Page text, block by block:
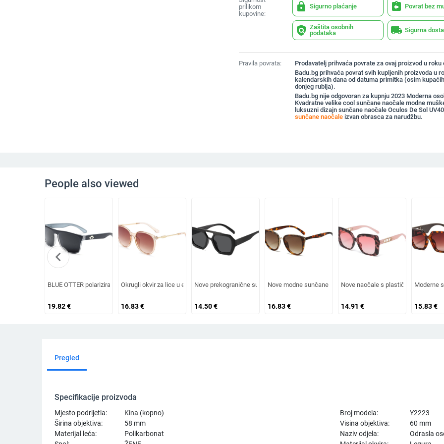
prilikom
kupovine:
lock Sigurno plaćanje assignment_return Povrat bez
policy Zaštita osobnih
podataka
local_shipping Sigurna
Pravila povrata:
Prodavatelj prihvaća povrate za ovaj proizvod u roku
Badu.bg prihvaća povrat svih kupljenih proizvoda u
kalendarskih dana od datuma primitka (osim
donjeg rublja).
Badu.bg nije odgovoran za kupnju 2023 Moderna
Kvadratne velike cool sunčane naočale modne
luksuzni dizajn sunčane naočale Oculos De Sol
sunčane naočaleizvan obrasca za narudžbu.
People also viewed
BLUE OTTER polarizirane sunčane naočale, sunčane naočale za sportove na otvorenom, sunčane naočale za plažu, naočale za ribolov,
19.82€
Okrugli okvir za lice u europskom i američkom stilu, čvrsti okvir, moderne retro okrugle metalne ručke, nove ženske
16.83€
Nove prekogranične sunčane naočale s dvostrukim mostom nepravilnog oblika,
14.50€
Nove modne sunčane naočale 2026. s okvirom u obliku
16.83€
Nove naočale s plastičnim okvirom,
14.91 €
Moderne
15.83€
chevron_left
Pregled
Specifikacije proizvoda
Mjesto podrijetla: Kina (kopno) Broj modela:
Y2223
Širina objektiva:
58 mm Visina objektiva:
60 mm
Materijal leća:
Polikarbonat Naziv odjela:
Odrasla